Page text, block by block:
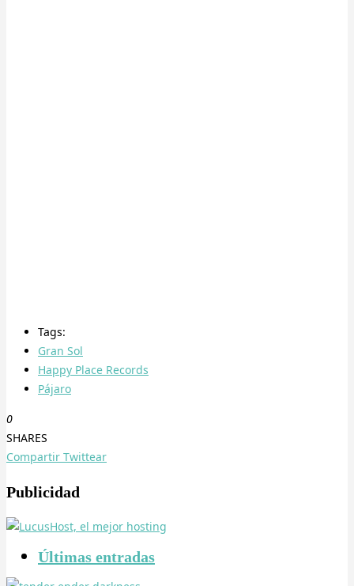
Tags:
Gran Sol
Happy Place Records
Pájaro
0
SHARES
Compartir Twittear
Publicidad
Últimas entradas